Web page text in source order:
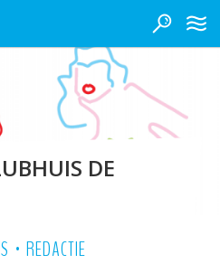
DE
• REDACTIE